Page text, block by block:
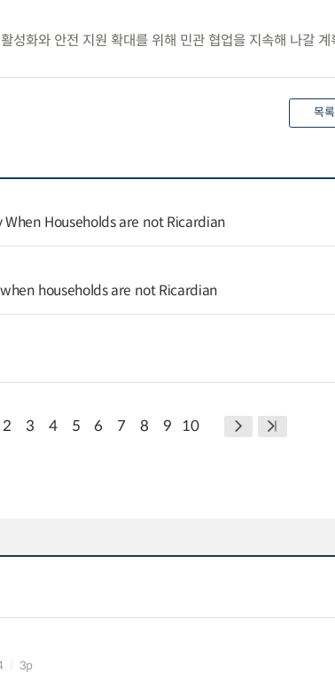
성화와 안전 지원 확대를 위해 민관 협업을 지속해 나갈 계
목록
Households are not Ricardian
households are not Ricardian
2 3 4 5 6 7 8 9 10
3p